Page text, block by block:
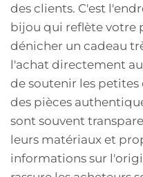
des clients. C'est
bijou qui reflète votre
dénicher un cadeau
l'achat directement
de soutenir les
des pièces
sont souvent
leurs matériaux et
informations sur